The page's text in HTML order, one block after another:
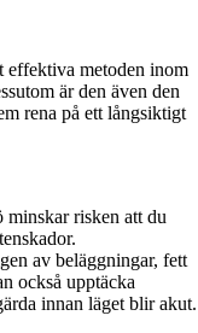
effektiva metoden inom
är den även den
rena på ett långsiktigt
minskar risken att du
av beläggningar, fett
också upptäcka
innan läget blir akut.